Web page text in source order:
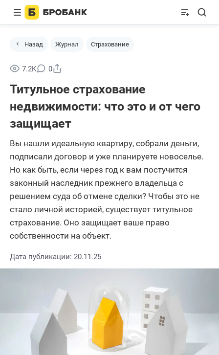
Назад Журнал Страхование
7.2K 0
Титульное страхование
недвижимости: что это и от чего
защищает
Вы нашли идеальную квартиру, собрали деньги,
подписали договор и уже планируете новоселье.
Но как быть, если через год к вам постучится
законный наследник прежнего владельца с
решением суда об отмене сделки? Чтобы это не
стало личной историей, существует титульное
страхование. Оно защищает ваше право
собственности на объект.
Дата публикации: 20.11.25